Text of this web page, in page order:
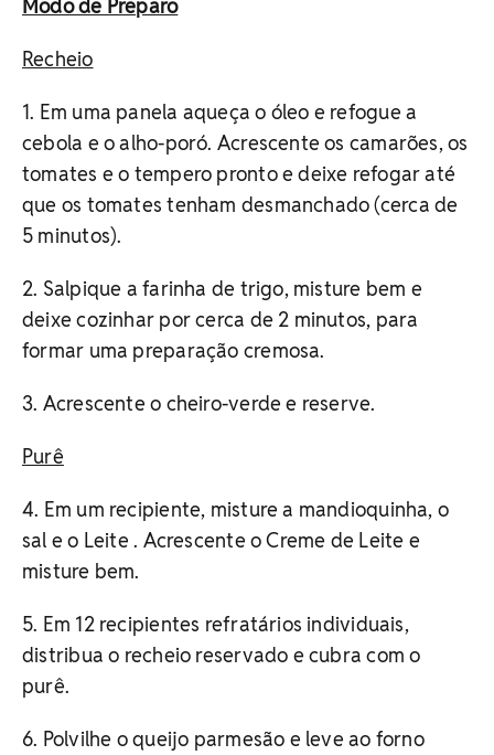
Modo de Preparo
Recheio
1. Em uma panela aqueça o óleo e refogue a
cebola e o alho-poró. Acrescente os camarões, os
tomates e o tempero pronto e deixe refogar até
que os tomates tenham desmanchado (cerca de
5 minutos).
2. Salpique a farinha de trigo, misture bem e
deixe cozinhar por cerca de 2 minutos, para
formar uma preparação cremosa.
3. Acrescente o cheiro-verde e reserve.
Purê
4. Em um recipiente, misture a mandioquinha, o
sal e o Leite . Acrescente o Creme de Leite e
misture bem.
5. Em 12 recipientes refratários individuais,
distribua o recheio reservado e cubra com o
purê.
6. Polvilhe o queijo parmesão e leve ao forno